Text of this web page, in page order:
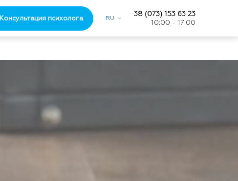
Консультация психолога RU
38 (073) 153 63 23
10:00 - 17:00